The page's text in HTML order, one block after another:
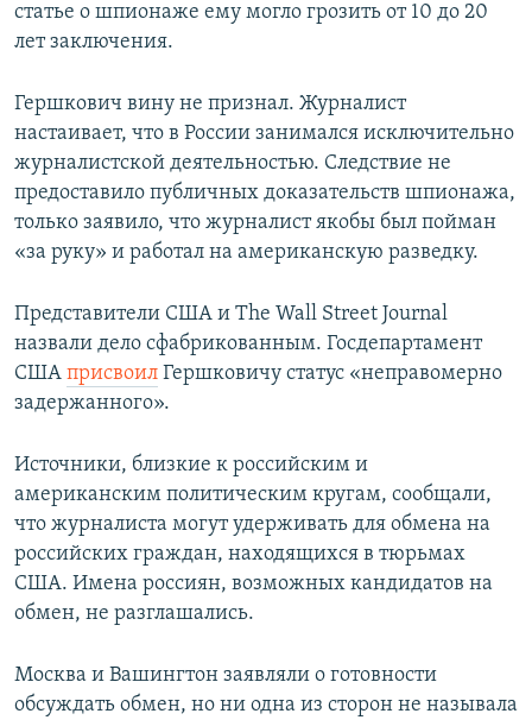
статье о шпионаже ему могло грозить от 10 до 20
лет заключения.
Гершкович вину не признал. Журналист
настаивает, что в России занимался исключительно
журналистской деятельностью. Следствие не
предоставило публичных доказательств шпионажа,
только заявило, что журналист якобы был пойман
«за руку» и работал на американскую разведку.
Представители США и The Wall Street Journal
назвали дело сфабрикованным. Госдепартамент
США присвоил Гершковичу статус «неправомерно
задержанного».
Источники, близкие к российским и
американским политическим кругам, сообщали,
что журналиста могут удерживать для обмена на
российских граждан, находящихся в тюрьмах
США. Имена россиян, возможных кандидатов на
обмен, не разглашались.
Москва и Вашингтон заявляли о готовности
обсуждать обмен, но ни одна из сторон не называла